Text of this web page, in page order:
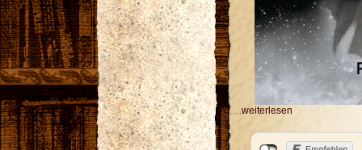
...weiterlesen